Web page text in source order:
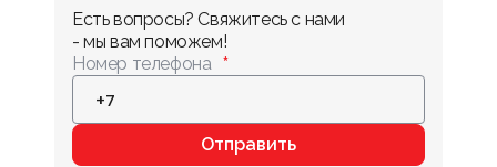
Есть вопросы? Свяжитесь с нами
- мы вам поможем!
Номер телефона
Отправить